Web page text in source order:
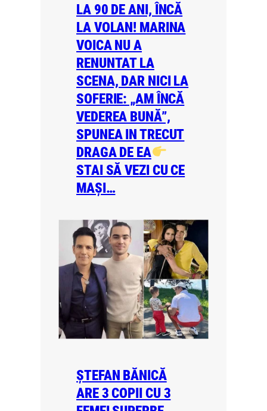
LA 90 DE ANI, ÎNCĂ
LA VOLAN! MARINA
VOICA NU A
RENUNTAT LA
SCENA, DAR NICI LA
SOFERIE: „AM ÎNCĂ
VEDEREA BUNĂ”,
SPUNEA IN TRECUT
DRAGA DE EA
STAI SĂ VEZI CU CE
MAȘI…
ȘTEFAN BĂNICĂ
ARE 3 COPII CU 3